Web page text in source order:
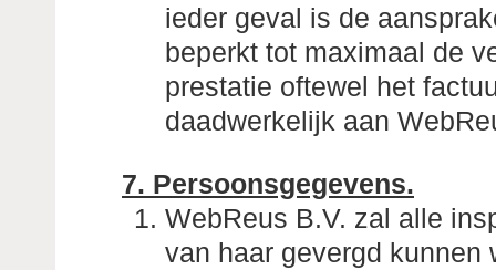
ieder geval is de
beperkt tot maximaal de
prestatie oftewel het
daadwerkelijk aan
7. Persoonsgegevens.
WebReus B.V. zal alle
van haar gevergd kunnen